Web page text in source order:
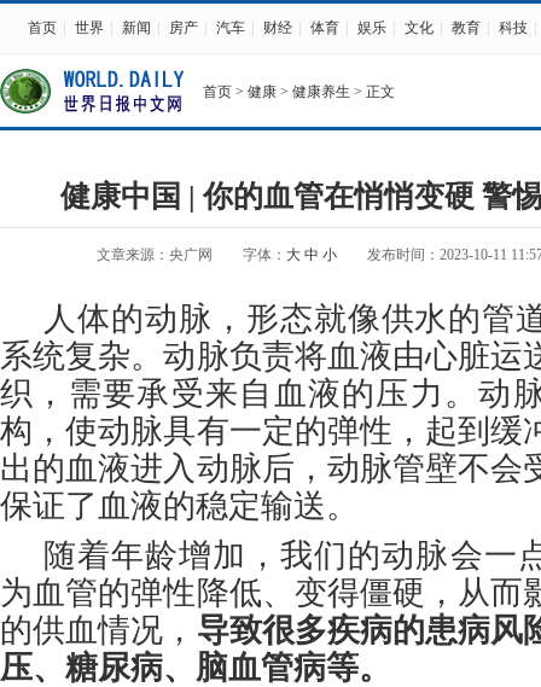
首页 世界 新闻 房产 汽车 财经 体育 娱乐 文化 教育 科技
首页 > 健康 > 健康养生 > 正文
健康中国 | 你的血管在悄悄变硬 警
文章来源：央广网 字体： 大 中 小 发布时间：2023-10-11
人体的动脉，形态就像供水的管
系统复杂。动脉负责将血液由心脏运
织，需要承受来自血液的压力。动
构，使动脉具有一定的弹性，起到缓
出的血液进入动脉后，动脉管壁不会
保证了血液的稳定输送。
随着年龄增加，我们的动脉会一
为血管的弹性降低、变得僵硬，从而
的供血情况， 导致很多疾病的患病风
压、糖尿病、脑血管病等。